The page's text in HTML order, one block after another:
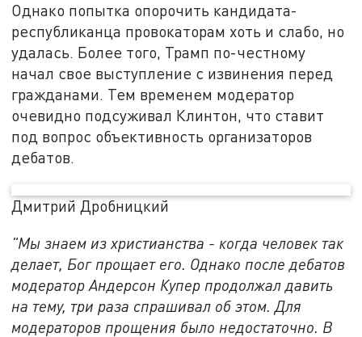
Однако попытка опорочить кандидата-
республиканца провокаторам хоть и слабо, но
удалась. Более того, Трамп по-честному
начал свое выступление с извинения перед
гражданами. Тем временем модератор
очевидно подсуживал Клинтон, что ставит
под вопрос объективность организаторов
дебатов.
Дмитрий Дробницкий
"Мы знаем из христианства - когда человек так
делает, Бог прощает его. Однако после дебатов
модератор Андерсон Купер продолжал давить
на тему, три раза спрашивал об этом. Для
модераторов прощения было недостаточно. В